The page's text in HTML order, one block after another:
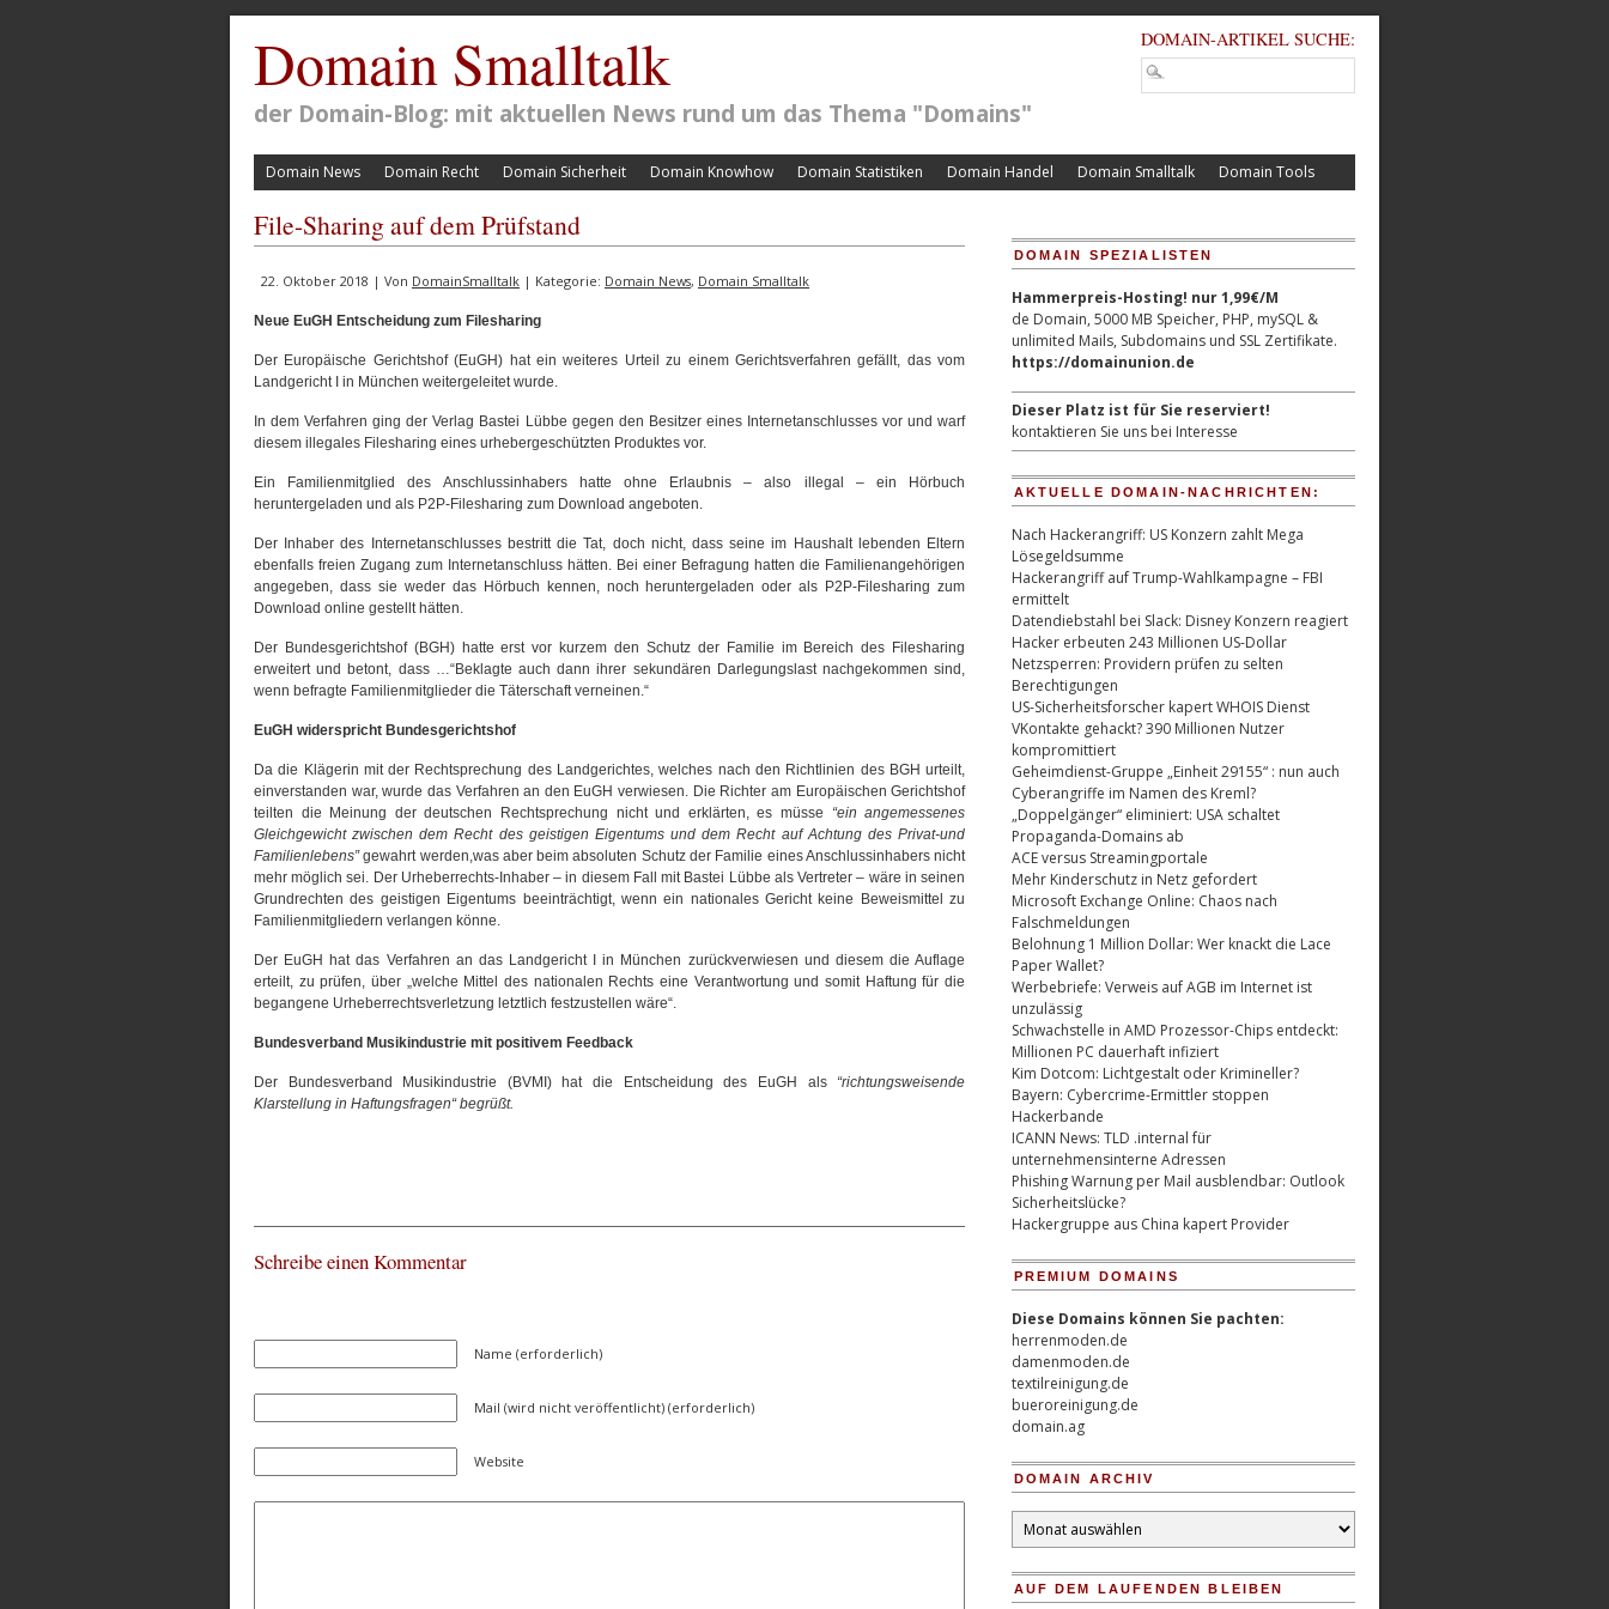
Domain Smalltalk
der Domain-Blog: mit aktuellen News rund um das Thema "Domains"
DOMAIN-ARTIKEL SUCHE:
Domain News Domain Recht Domain Sicherheit Domain Knowhow Domain Statistiken Domain Handel Domain Smalltalk Domain Tools
File-Sharing auf dem Prüfstand
22. Oktober 2018 | Von DomainSmalltalk | Kategorie: Domain News, Domain Smalltalk
Neue EuGH Entscheidung zum Filesharing
Der Europäische Gerichtshof (EuGH) hat ein weiteres Urteil zu einem Gerichtsverfahren gefällt, das vom
Landgericht I in München weitergeleitet wurde.
In dem Verfahren ging der Verlag Bastei Lübbe gegen den Besitzer eines Internetanschlusses vor und warf
diesem illegales Filesharing eines urhebergeschützten Produktes vor.
Ein Familienmitglied des Anschlussinhabers hatte ohne Erlaubnis – also illegal – ein Hörbuch
heruntergeladen und als P2P-Filesharing zum Download angeboten.
Der Inhaber des Internetanschlusses bestritt die Tat, doch nicht, dass seine im Haushalt lebenden Eltern
ebenfalls freien Zugang zum Internetanschluss hätten. Bei einer Befragung hatten die Familienangehörigen
angegeben, dass sie weder das Hörbuch kennen, noch heruntergeladen oder als P2P-Filesharing zum
Download online gestellt hätten.
Der Bundesgerichtshof (BGH) hatte erst vor kurzem den Schutz der Familie im Bereich des Filesharing
erweitert und betont, dass …“Beklagte auch dann ihrer sekundären Darlegungslast nachgekommen sind,
wenn befragte Familienmitglieder die Täterschaft verneinen.“
EuGH widerspricht Bundesgerichtshof
Da die Klägerin mit der Rechtsprechung des Landgerichtes, welches nach den Richtlinien des BGH urteilt,
einverstanden war, wurde das Verfahren an den EuGH verwiesen. Die Richter am Europäischen Gerichtshof
teilten die Meinung der deutschen Rechtsprechung nicht und erklärten, es müsse
“ein angemessenes
Gleichgewicht zwischen dem Recht des geistigen Eigentums und dem Recht auf Achtung des Privat-und
Familienlebens”gewahrt werden,was aber beim absoluten Schutz der Familie eines Anschlussinhabers nicht
mehr möglich sei. Der Urheberrechts-Inhaber – in diesem Fall mit Bastei Lübbe als Vertreter – wäre in seinen
Grundrechten des geistigen Eigentums beeinträchtigt, wenn ein nationales Gericht keine Beweismittel zu
Familienmitgliedern verlangen könne.
Der EuGH hat das Verfahren an das Landgericht I in München zurückverwiesen und diesem die Auflage
erteilt, zu prüfen, über „welche Mittel des nationalen Rechts eine Verantwortung und somit Haftung für die
begangene Urheberrechtsverletzung letztlich festzustellen wäre“.
Bundesverband Musikindustrie mit positivem Feedback
Der Bundesverband Musikindustrie (BVMI) hat die Entscheidung des EuGH als “richtungsweisende
Klarstellung in Haftungsfragen“ begrüßt.
Schreibe einen Kommentar
Name (erforderlich)
Mail (wird nicht veröffentlicht) (erforderlich)
Website
DOMAIN SPEZIALISTEN
Hammerpreis-Hosting! nur 1,99€/M
de Domain, 5000 MB Speicher, PHP, mySQL &
unlimited Mails, Subdomains und SSL Zertifikate.
https://domainunion.de
Dieser Platz ist für Sie reserviert!
kontaktieren Sie uns bei Interesse
AKTUELLE DOMAIN-NACHRICHTEN:
Nach Hackerangriff: US Konzern zahlt Mega
Lösegeldsumme
Hackerangriff auf Trump-Wahlkampagne – FBI
ermittelt
Datendiebstahl bei Slack: Disney Konzern reagiert
Hacker erbeuten 243 Millionen US-Dollar
Netzsperren: Providern prüfen zu selten
Berechtigungen
US-Sicherheitsforscher kapert WHOIS Dienst
VKontakte gehackt? 390 Millionen Nutzer
kompromittiert
Geheimdienst-Gruppe „Einheit 29155“ : nun auch
Cyberangriffe im Namen des Kreml?
„Doppelgänger“ eliminiert: USA schaltet
Propaganda-Domains ab
ACE versus Streamingportale
Mehr Kinderschutz in Netz gefordert
Microsoft Exchange Online: Chaos nach
Falschmeldungen
Belohnung 1 Million Dollar: Wer knackt die Lace
Paper Wallet?
Werbebriefe: Verweis auf AGB im Internet ist
unzulässig
Schwachstelle in AMD Prozessor-Chips entdeckt:
Millionen PC dauerhaft infiziert
Kim Dotcom: Lichtgestalt oder Krimineller?
Bayern: Cybercrime-Ermittler stoppen
Hackerbande
ICANN News: TLD .internal für
unternehmensinterne Adressen
Phishing Warnung per Mail ausblendbar: Outlook
Sicherheitslücke?
Hackergruppe aus China kapert Provider
PREMIUM DOMAINS
Diese Domains können Sie pachten:
herrenmoden.de
damenmoden.de
textilreinigung.de
bueroreinigung.de
domain.ag
DOMAIN ARCHIV
Domain
Archiv
AUF DEM LAUFENDEN BLEIBEN